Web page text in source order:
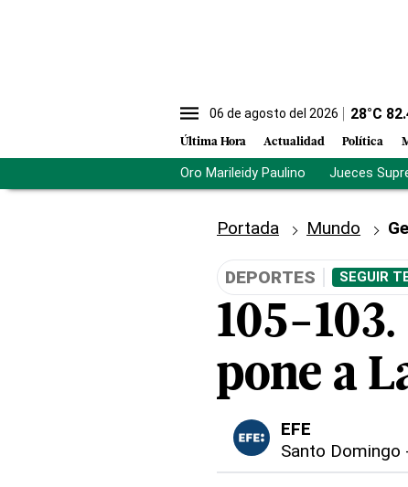
06 de agosto del 2026 28°C
Última Hora Actualidad Política
Oro Marileidy Paulino Jueces
Portada Mundo
DEPORTES SEGUIR
105-
pone a
EFE
Santo Domingo